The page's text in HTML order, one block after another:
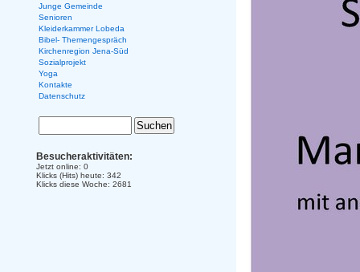
Junge Gemeinde
Senioren
Kleiderkammer Lobeda
Bibel- Themengespräch
Kirchenregion Jena-Süd
Sozialprojekt
Yoga
Kontakte
Datenschutz
Besucheraktivitäten:
Jetzt online: 0
Klicks (Hits) heute: 342
Klicks diese Woche: 2681